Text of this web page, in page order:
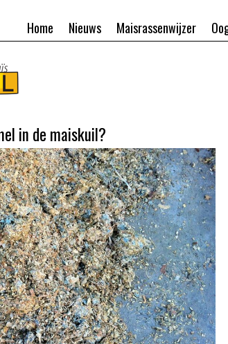
Maisrassenwijzer
Nieuws
Home
in de maiskuil?